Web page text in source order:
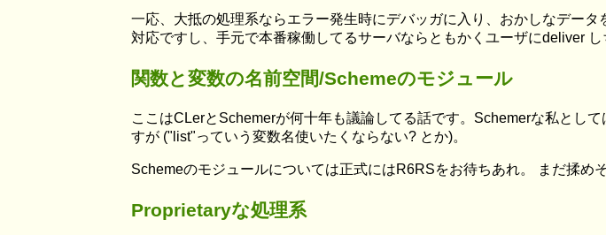
一応、大抵の処理系ならエラー発生時にデバッガに入り、おかしなデー
対応ですし、手元で本番稼働してるサーバならともかくユーザにdeliver
関数と変数の名前空間/Schemeのモジュール
ここはCLerとSchemerが何十年も議論してる話です。Schemerな私とし
すが ("list"っていう変数名使いたくならない? とか)。
Schemeのモジュールについては正式にはR6RSをお待ちあれ。 まだ揉めそ
Proprietaryな処理系